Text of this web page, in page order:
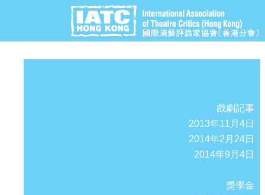
戲劇記事
2013年11月4日
2014年2月24日
2014年9月4日
獎學金